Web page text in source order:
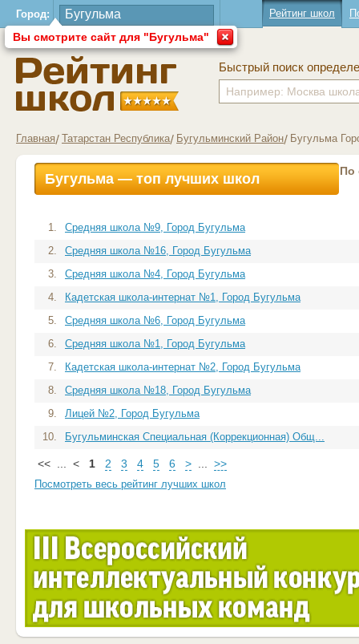
Город:
Вы смотрите сайт для "Бугульма"
Рейтинг школ
Быстрый поиск
Главная Татарстан Республика Бугульминский Район Бугульма
Бугульма — топ лучших школ По
1.
Средняя школа №9, Город Бугульма
2.
Средняя школа №16, Город Бугульма
3.
Средняя школа №4, Город Бугульма
4.
Кадетская школа-интернат №1, Город Бугульма
5.
Средняя школа №6, Город Бугульма
6.
Средняя школа №1, Город Бугульма
7.
Кадетская школа-интернат №2, Город Бугульма
8.
Средняя школа №18, Город Бугульма
9.
Лицей №2, Город Бугульма
10.
Бугульминская Специальная (Коррекционная) Общ...
<< < 1 2 3 4 5 6 > >>
Посмотреть весь рейтинг лучших школ